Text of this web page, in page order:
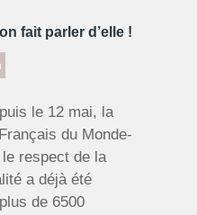
fait parler d’elle !
le 12 mai, la
du Monde-
respect de la
a déjà été
de 6500